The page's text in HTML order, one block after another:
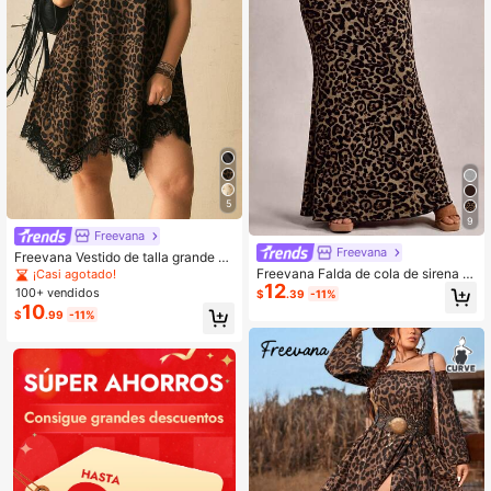
5
Freevana
Freevana Vestido de talla grande pa
ra mujer con ribete de encaje y esta
mpado de leopardo marrón
¡Casi agotado!
100+ vendidos
$10.99 -11%
9
Freevana
Freevana Falda de cola de sirena c
on estampado de leopardo para muj
er de talla grande
$12.39 -11%